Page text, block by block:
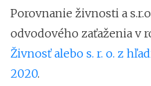
Porovnanie živnosti a
odvodového zaťaženia v
Živnosť alebo s. r. o. z
2020.